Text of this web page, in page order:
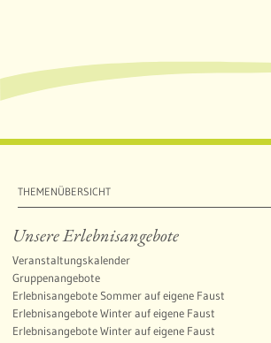
THEMENÜBERSICHT
Unsere Erlebnisangebote
Veranstaltungskalender
Gruppenangebote
Erlebnisangebote Sommer auf eigene Faust
Erlebnisangebote Winter auf eigene Faust
Erlebnisangebote Winter auf eigene Faust